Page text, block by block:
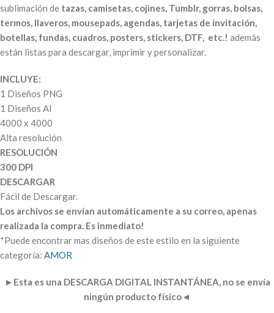
sublimación de tazas, camisetas, cojines, Tumblr, gorras, bolsas,
termos, llaveros, mousepads, agendas, tarjetas de invitación,
botellas, fundas, cuadros, posters, stickers, DTF, etc.! además
están listas para descargar, imprimir y personalizar.
INCLUYE:
1 Diseños PNG
1 Diseños AI
4000 x 4000
Alta resolución
RESOLUCIÓN
300 DPI
DESCARGAR
Fácil de Descargar.
Los archivos se envían automáticamente a su correo, apenas
realizada la compra. Es inmediato!
*Puede encontrar mas diseños de este estilo en la siguiente
categoría: AMOR
► Esta es una DESCARGA DIGITAL INSTANTÁNEA, no se envía
ningún producto físico◄